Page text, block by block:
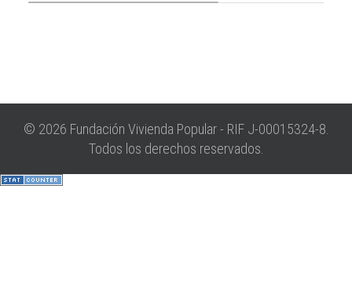
© 2026 Fundación Vivienda Popular - RIF J-00015324-8.
Todos los derechos reservados.